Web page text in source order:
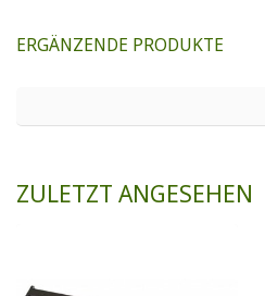
ERGÄNZENDE PRODUKTE
ZULETZT ANGESEHEN